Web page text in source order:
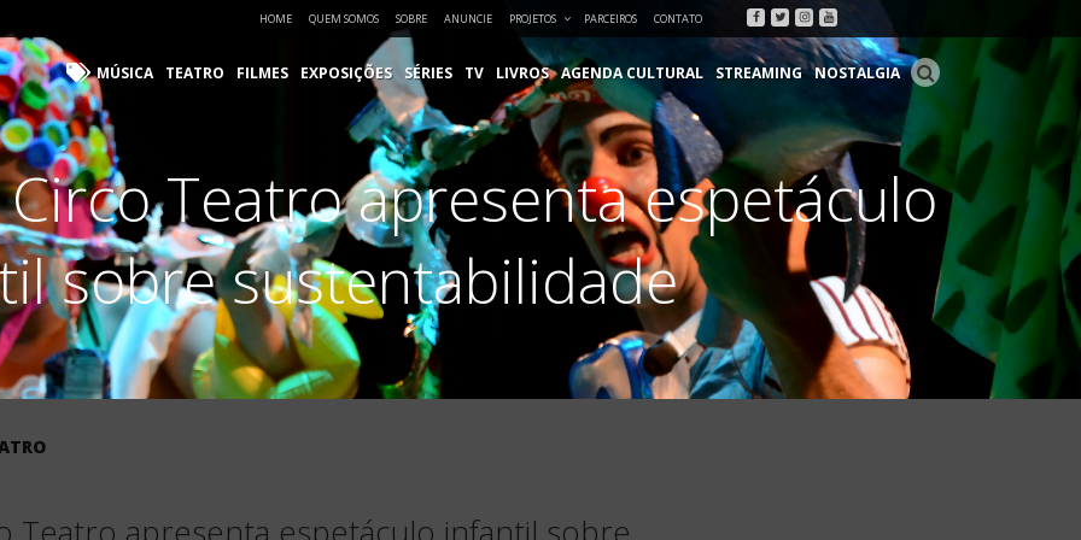
HOME QUEM SOMOS SOBRE ANUNCIE PROJETOS PARCEIROS CONTATO Facebook
Twitter
Instagram
Youtube
MÚSICA TEATRO FILMES EXPOSIÇÕES SÉRIES TV LIVROS AGENDA CULTURAL STREAMING NOSTALGIA
Circo Teatro apresenta espetáculo
sobre sustentabilidade
Teatro apresenta espetáculo infantil sobre